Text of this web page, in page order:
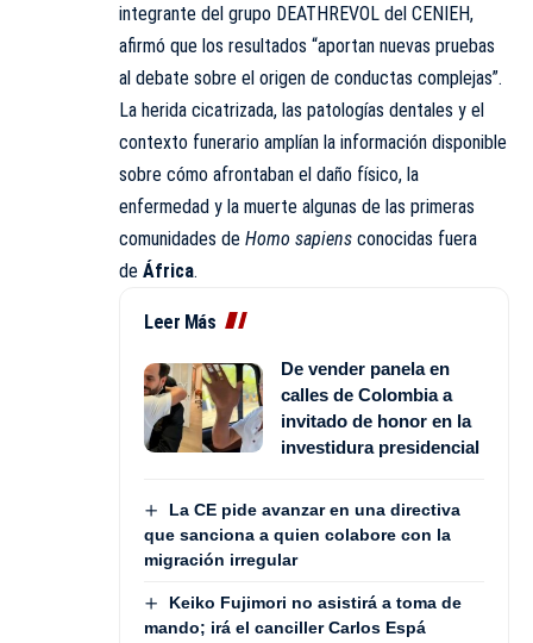
integrante del grupo DEATHREVOL del CENIEH,
afirmó que los resultados “aportan nuevas pruebas
al debate sobre el origen de conductas complejas”.
La herida cicatrizada, las patologías dentales y el
contexto funerario amplían la información disponible
sobre cómo afrontaban el daño físico, la
enfermedad y la muerte algunas de las primeras
comunidades de Homo sapiens conocidas fuera
de África.
Leer Más
De vender panela en
calles de Colombia a
invitado de honor en la
investidura presidencial
La CE pide avanzar en una directiva
que sanciona a quien colabore con la
migración irregular
Keiko Fujimori no asistirá a toma de
mando; irá el canciller Carlos Espá